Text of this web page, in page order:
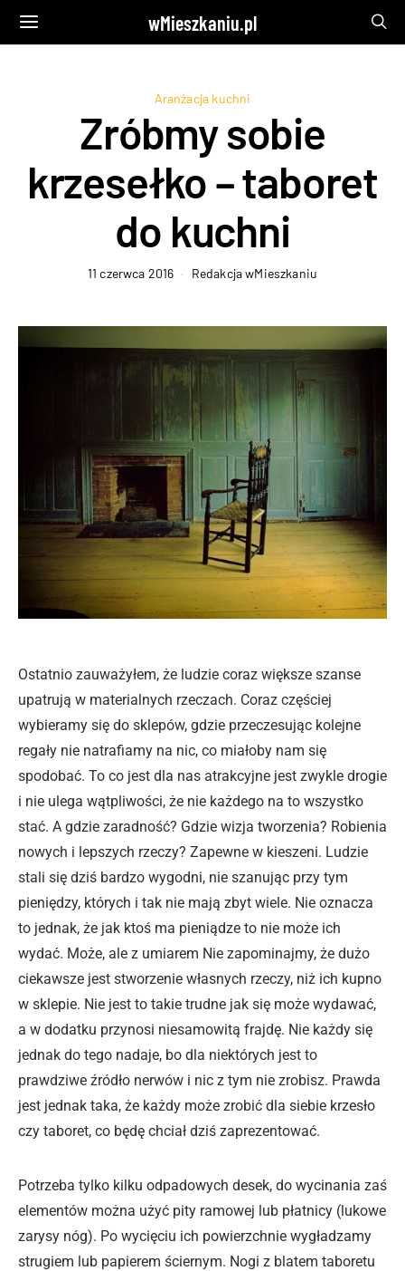
wMieszkaniu.pl
Aranżacja kuchni
Zróbmy sobie
krzesełko – taboret
do kuchni
11 czerwca 2016 Redakcja wMieszkaniu
Ostatnio zauważyłem, że ludzie coraz większe szanse
upatrują w materialnych rzeczach. Coraz częściej
wybieramy się do sklepów, gdzie przeczesując kolejne
regały nie natrafiamy na nic, co miałoby nam się
spodobać. To co jest dla nas atrakcyjne jest zwykle drogie
i nie ulega wątpliwości, że nie każdego na to wszystko
stać. A gdzie zaradność? Gdzie wizja tworzenia? Robienia
nowych i lepszych rzeczy? Zapewne w kieszeni. Ludzie
stali się dziś bardzo wygodni, nie szanując przy tym
pieniędzy, których i tak nie mają zbyt wiele. Nie oznacza
to jednak, że jak ktoś ma pieniądze to nie może ich
wydać. Może, ale z umiarem Nie zapominajmy, że dużo
ciekawsze jest stworzenie własnych rzeczy, niż ich kupno
w sklepie. Nie jest to takie trudne jak się może wydawać,
a w dodatku przynosi niesamowitą frajdę. Nie każdy się
jednak do tego nadaje, bo dla niektórych jest to
prawdziwe źródło nerwów i nic z tym nie zrobisz. Prawda
jest jednak taka, że każdy może zrobić dla siebie krzesło
czy taboret, co będę chciał dziś zaprezentować.
Potrzeba tylko kilku odpadowych desek, do wycinania zaś
elementów można użyć pity ramowej lub płatnicy (lukowe
zarysy nóg). Po wycięciu ich powierzchnie wygładzamy
strugiem lub papierem ściernym. Nogi z blatem taboretu